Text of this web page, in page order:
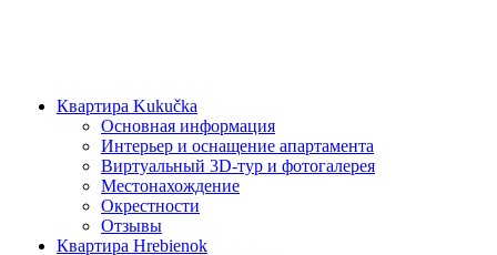
Квартира Kukučka
Основная информация
Интерьер и оснащение апартамента
Виртуальный 3D-тур и фотогалерея
Местонахождение
Окрестности
Отзывы
Квартира Hrebienok